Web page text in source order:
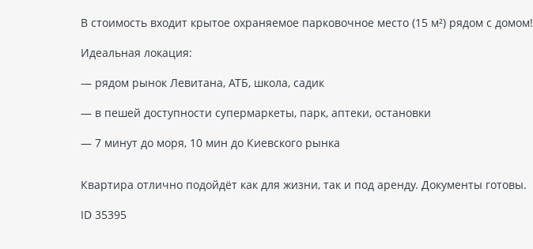
В стоимость входит крытое охраняемое парковочное место (15 м²) рядом с домом!
Идеальная локация:
— рядом рынок Левитана, АТБ, школа, садик
— в пешей доступности супермаркеты, парк, аптеки, остановки
— 7 минут до моря, 10 мин до Киевского рынка
Квартира отлично подойдёт как для жизни, так и под аренду. Документы готовы.
ID 35395